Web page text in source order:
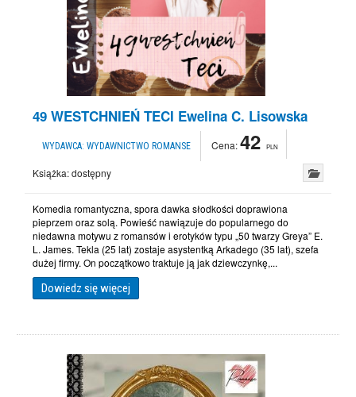
49 WESTCHNIEŃ TECI Ewelina C. Lisowska
WYDAWCA: WYDAWNICTWO ROMANSE Cena:42 PLN
Książka:dostępny
Komedia romantyczna, spora dawka słodkości doprawiona
pieprzem oraz solą. Powieść nawiązuje do popularnego do
niedawna motywu z romansów i erotyków typu „50 twarzy Greya” E.
L. James. Tekla (25 lat) zostaje asystentką Arkadego (35 lat), szefa
dużej firmy. On początkowo traktuje ją jak dziewczynkę,...
Dowiedz się więcej